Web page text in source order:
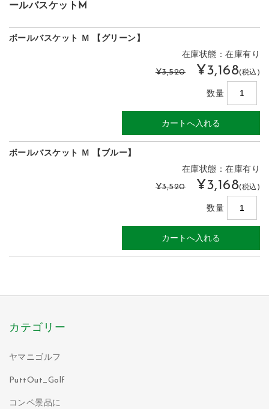
ールバスケットM
ボールバスケット Ｍ 【グリーン】
在庫状態：在庫有り
¥3,520
¥3,168(税込)
数量
ボールバスケット Ｍ 【ブルー】
在庫状態：在庫有り
¥3,520
¥3,168(税込)
数量
カテゴリー
ヤマニゴルフ
PuttOut_Golf
コンペ景品に